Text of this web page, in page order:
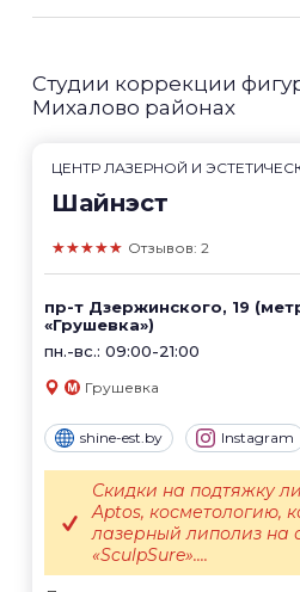
Студии коррекции
Михалово районах
ЦЕНТР ЛАЗЕРНОЙ И
Шайнэст
★★★★★ Отзывов: 2
пр-т Дзержинского, 19
«Грушевка»)
пн.-вс.: 09:00-21:00
Грушевка
shine-est.by Instagram
Скидки на подтяжку
Aptos, косметологию,
лазерный липолиз на
«SculpSure»....